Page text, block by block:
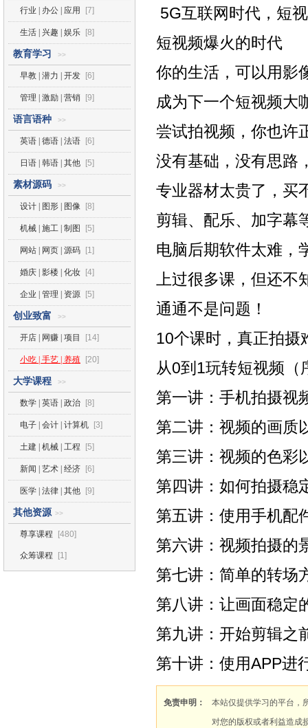
行业 | 办公 | 应用 [7]
生活 | 兴趣 | 娱乐 [8]
教育学习 >>
早教 | 潜力 | 开发 [6]
管理 | 激励 | 营销 [9]
语言语种 >>
英语 | 德语 | 法语 [6]
日语 | 韩语 | 其他 [5]
素材源码 >>
设计 | 图形 | 图像 [8]
机械 | 施工 | 制图 [5]
网站 | 网页 | 源码 [1]
婚庆 | 影楼 | 化妆 [4]
企业 | 管理 | 资源 [5]
创业致富 >>
开店 | 网赚 | 项目 [14]
小吃 | 手艺 | 养殖 [20]
大学课程 >>
数学 | 英语 | 政治 [8]
电子 | 会计 | 计算机 [3]
土建 | 机械 | 工程 [5]
新闻 | 艺术 | 经济 [6]
医学 | 法律 | 其他 [9]
其他资源 >>
尊享课程 [480]
众筹课程 [1]
5G互联网时代，短
短视频爆火的时代
你的生活，可以用影
成为下一个短视频大
尝试拍视频，你也许
没有基础，没有思路
专业器材太贵了，买
剪辑、配乐、加字幕
电脑后期软件太难，
上过很多课，但还不
通通不是问题！
10个课时，真正拍摄
从0到1玩转短视频（
第一讲：手机拍摄视
第二讲：视频的画质
第三讲：视频的色彩
第四讲：如何拍摄稳
第五讲：使用手机配
第六讲：视频拍摄的
第七讲：简单的转场
第八讲：让画面稳定
第九讲：开始剪辑之
第十讲：使用APP进
免责申明：
本站仅提供学习的平台，
对您的版权或者利益造成